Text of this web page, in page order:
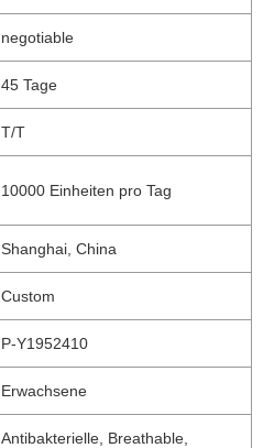
negotiable
45 Tage
T/T
10000 Einheiten pro Tag
Shanghai, China
Custom
P-Y1952410
Erwachsene
Antibakterielle, Breathable,